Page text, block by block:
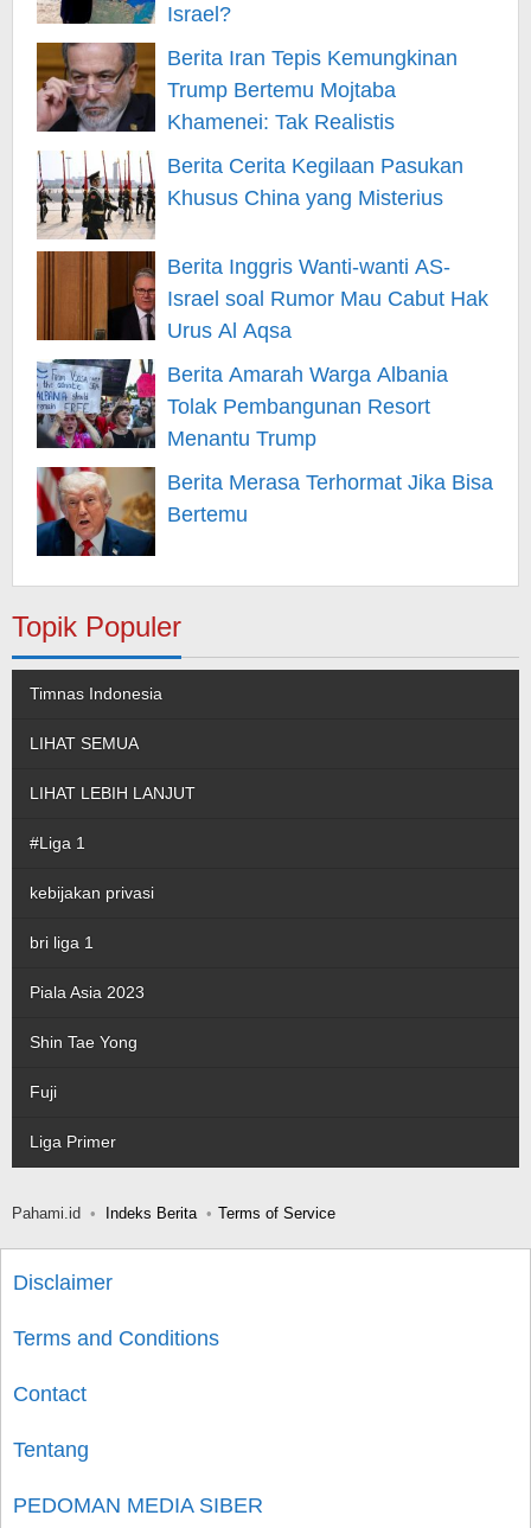
Israel?
Berita Iran Tepis Kemungkinan
Trump Bertemu Mojtaba
Khamenei: Tak Realistis
Berita Cerita Kegilaan Pasukan
Khusus China yang Misterius
Berita Inggris Wanti-wanti AS-
Israel soal Rumor Mau Cabut Hak
Urus Al Aqsa
Berita Amarah Warga Albania
Tolak Pembangunan Resort
Menantu Trump
Berita Merasa Terhormat Jika Bisa
Bertemu
Topik Populer
Timnas Indonesia
LIHAT SEMUA
LIHAT LEBIH LANJUT
#Liga 1
kebijakan privasi
bri liga 1
Piala Asia 2023
Shin Tae Yong
Fuji
Liga Primer
Pahami.id Indeks Berita Terms of Service
Disclaimer
Terms and Conditions
Contact
Tentang
PEDOMAN MEDIA SIBER